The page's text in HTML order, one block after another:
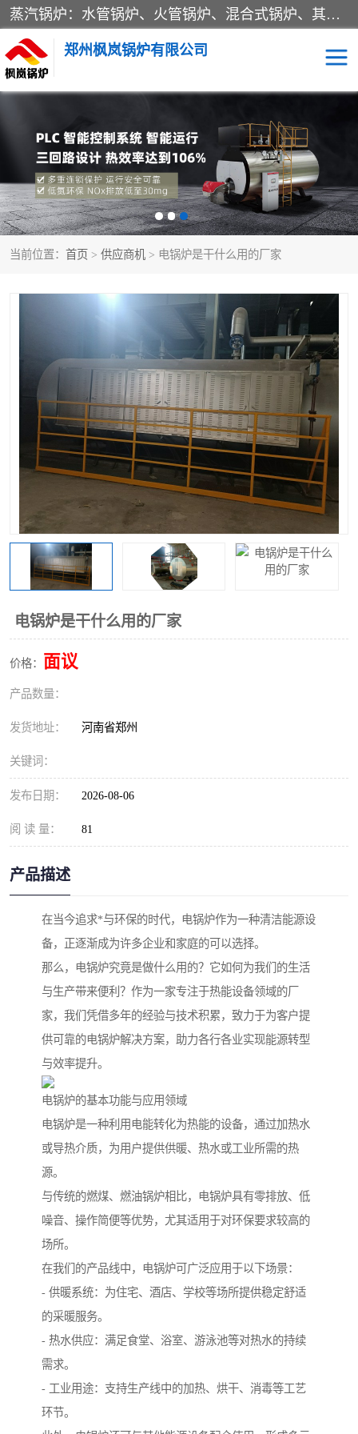
蒸汽锅炉：水管锅炉、火管锅炉、混合式锅炉、其他蒸汽锅炉； 热水锅炉：家用型集中供暖用热水锅炉、其他热水锅炉； 有机热载体锅炉； 船用蒸汽锅炉； （锅炉用辅助设备及装置）蒸汽冷凝器：表面冷凝器、混合式冷凝器、空冷式冷凝器、其他蒸汽冷凝器； 锅炉用辅助设备：节热器、蒸汽收集器、蓄能器、烟垢清除器、气体回收器、泥渣刮除器、空气预热器、其他锅炉用辅助设备；
郑州枫岚锅炉有限公司
当前位置： 首页 > 供应商机 > 电锅炉是干什么用的厂家
电锅炉是干什么用的厂家
价格： 面议
产品数量：
发货地址： 河南省郑州
关键词：
发布日期： 2026-08-06
阅 读 量： 81
产品描述
在当今追求*与环保的时代，电锅炉作为一种清洁能源设
备，正逐渐成为许多企业和家庭的可以选择。
那么，电锅炉究竟是做什么用的？它如何为我们的生活
与生产带来便利？作为一家专注于热能设备领域的厂
家，我们凭借多年的经验与技术积累，致力于为客户提
供可靠的电锅炉解决方案，助力各行各业实现能源转型
与效率提升。
电锅炉的基本功能与应用领域
电锅炉是一种利用电能转化为热能的设备，通过加热水
或导热介质，为用户提供供暖、热水或工业所需的热
源。
与传统的燃煤、燃油锅炉相比，电锅炉具有零排放、低
噪音、操作简便等优势，尤其适用于对环保要求较高的
场所。
在我们的产品线中，电锅炉可广泛应用于以下场景：
- 供暖系统：为住宅、酒店、学校等场所提供稳定舒适
的采暖服务。
- 热水供应：满足食堂、浴室、游泳池等对热水的持续
需求。
- 工业用途：支持生产线中的加热、烘干、消毒等工艺
环节。